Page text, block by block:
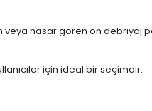
hasar gören ön debriyaj
için ideal bir seçimdir.